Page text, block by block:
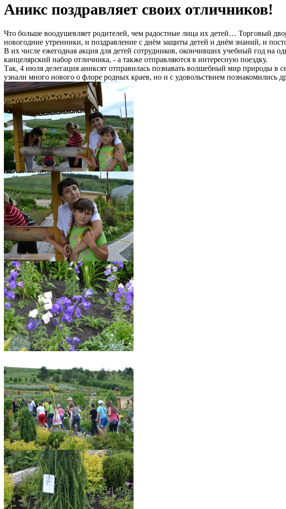
Аникс поздравляет своих отличников!
Что больше воодушевляет родителей, чем радостные лица их детей… Торговый
новогодние утренники, и поздравление с днём защиты детей и днём знаний, и
В их числе ежегодная акция для детей сотрудников, окончивших учебный год на
канцелярский набор отличника, - а также отправляются в интересную поездку.
Так, 4 июля делегация аниксят отправилась познавать волшебный мир природы в
узнали много нового о флоре родных краев, но и с удовольствием